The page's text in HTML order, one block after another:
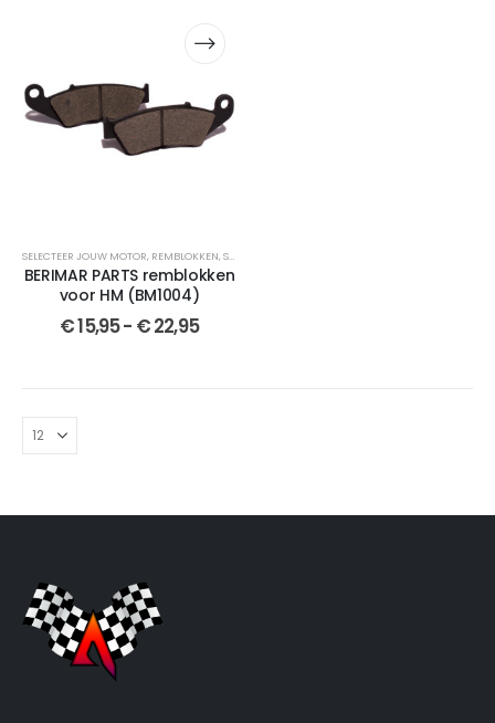
SELECTEER JOUW MOTOR, REMBLOKKEN,SEMI-GESINTERDE
BERIMAR PARTS remblokken
voor HM (BM1004)
€15,95- €22,95